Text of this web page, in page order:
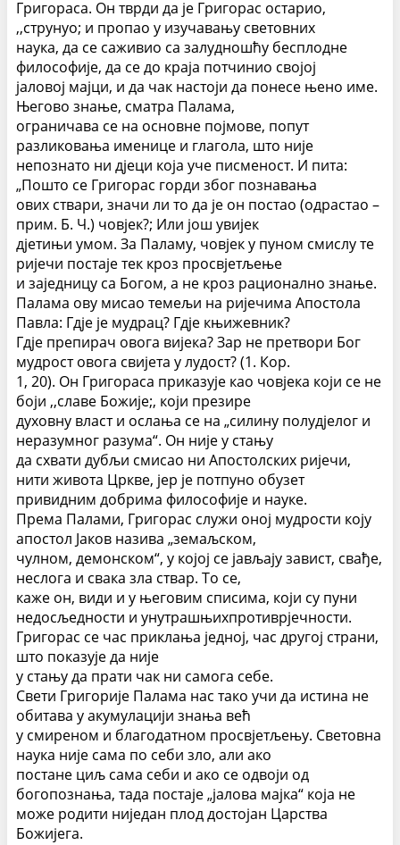
Григораса. Он тврди да је Григорас остарио,
,,струнуо; и пропао у изучавању световних
наука, да се саживио са залудношћу бесплодне
философије, да се до краја потчинио својој
јаловој мајци, и да чак настоји да понесе њено име.
Његово знање, сматра Палама,
ограничава се на основне појмове, попут
разликовања именице и глагола, што није
непознато ни дјеци која уче писменост. И пита:
„Пошто се Григорас горди због познавања
ових ствари, значи ли то да је он постао (одрастао –
прим. Б. Ч.) човјек?; Или још увијек
дјетињи умом. За Паламу, човјек у пуном смислу те
ријечи постаје тек кроз просвјетљење
и заједницу са Богом, а не кроз рационално знање.
Палама ову мисао темељи на ријечима Апостола
Павла: Гдје је мудрац? Гдје књижевник?
Гдје препирач овога вијека? Зар не претвори Бог
мудрост овога свијета у лудост? (1. Кор.
1, 20). Он Григораса приказује као човјека који се не
боји ,,славе Божије;, који презире
духовну власт и ослања се на „силину полудјелог и
неразумног разума“. Он није у стању
да схвати дубљи смисао ни Апостолских ријечи,
нити живота Цркве, јер је потпуно обузет
привидним добрима философије и науке.
Према Палами, Григорас служи оној мудрости коју
апостол Јаков назива „земаљском,
чулном, демонском“, у којој се јављају завист, свађе,
неслога и свака зла ствар. То се,
каже он, види и у његовим списима, који су пуни
недосљедности и унутрашњихпротиврјечности.
Григорас се час приклања једној, час другој страни,
што показује да није
у стању да прати чак ни самога себе.
Свети Григорије Палама нас тако учи да истина не
обитава у акумулацији знања већ
у смиреном и благодатном просвјетљењу. Световна
наука није сама по себи зло, али ако
постане циљ сама себи и ако се одвоји од
богопознања, тада постаје „јалова мајка“ која не
може родити ниједан плод достојан Царства
Божијега.